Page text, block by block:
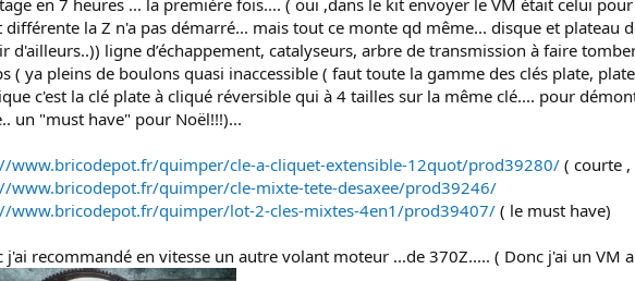
en 7 heures ... la première fois.... ( oui ,dans le kit envoyer le VM était celui
différente la Z n'a pas démarré... mais tout ce monte qd même... disque et
d'ailleurs..)) ligne d’échappement, catalyseurs, arbre de transmission à faire
( ya pleins de boulons quasi inaccessible ( faut toute la gamme des clés plate,
c'est la clé plate à cliqué réversible qui à 4 tailles sur la même clé.... pour
un "must have" pour Noël!!!)...
www.bricodepot.fr/quimper/cle-a-cliquet-extensible-12quot/prod39280/ ( courte
www.bricodepot.fr/quimper/cle-mixte-tete-desaxee/prod39246/
www.bricodepot.fr/quimper/lot-2-cles-mixtes-4en1/prod39407/ ( le must have)
j'ai recommandé en vitesse un autre volant moteur ...de 370Z..... ( Donc j'ai un VM